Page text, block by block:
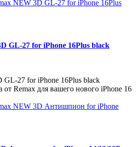
GL-27 for iPhone 16Plus black
GL-27 for iPhone 16Plus black
Remax для вашего нового iPhone 16